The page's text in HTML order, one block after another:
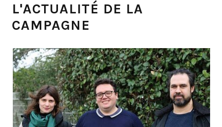
L'ACTUALITÉ DE LA
CAMPAGNE